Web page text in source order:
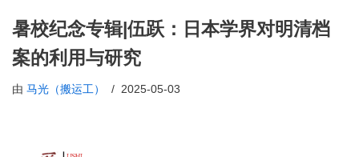
暑校纪念专辑|伍跃：日本学界对明清档
案的利用与研究
由 马光（搬运工） 2025-05-03